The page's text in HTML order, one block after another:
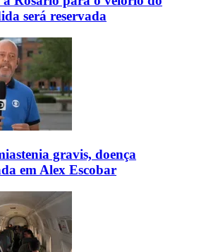
será reservada
gravis, doença
em Alex Escobar